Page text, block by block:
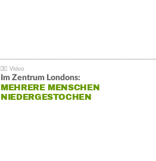
Im Zentrum Londons:
MEHRERE MENSCHEN
NIEDERGESTOCHEN